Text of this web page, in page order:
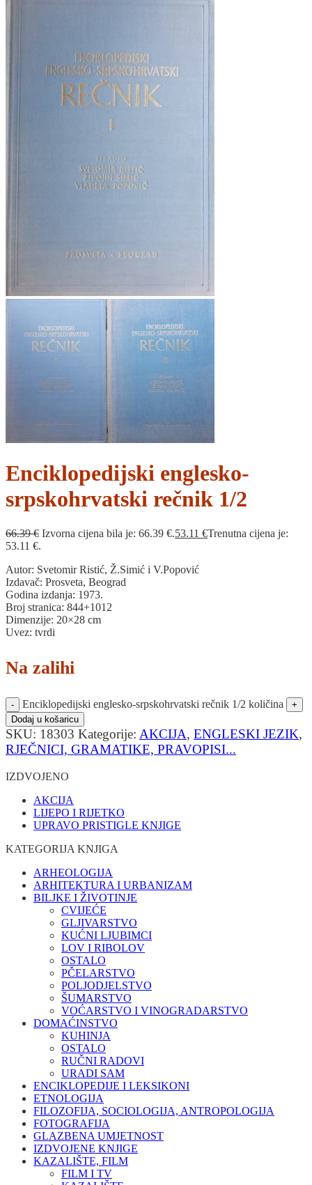
Enciklopedijski englesko-
srpskohrvatski rečnik 1/2
66.39€ Izvorna cijena bila je: 66.39 €.53.11 €Trenutna cijena je:
53.11 €.
Autor: Svetomir Ristić, Ž.Simić i V.Popović
Izdavač: Prosveta, Beograd
Godina izdanja: 1973.
Broj stranica: 844+1012
Dimenzije: 20×28 cm
Uvez: tvrdi
Na zalihi
Enciklopedijski englesko-srpskohrvatski rečnik 1/2 količina
Dodaj u košaricu
SKU: 18303 Kategorije: AKCIJA, ENGLESKI JEZIK,
RJEČNICI, GRAMATIKE, PRAVOPISI...
IZDVOJENO
AKCIJA
LIJEPO I RIJETKO
UPRAVO PRISTIGLE KNJIGE
KATEGORIJA KNJIGA
ARHEOLOGIJA
ARHITEKTURA I URBANIZAM
BILJKE I ŽIVOTINJE
CVIJEĆE
GLJIVARSTVO
KUĆNI LJUBIMCI
LOV I RIBOLOV
OSTALO
PČELARSTVO
POLJODJELSTVO
ŠUMARSTVO
VOĆARSTVO I VINOGRADARSTVO
DOMAĆINSTVO
KUHINJA
OSTALO
RUČNI RADOVI
URADI SAM
ENCIKLOPEDIJE I LEKSIKONI
ETNOLOGIJA
FILOZOFIJA, SOCIOLOGIJA, ANTROPOLOGIJA
FOTOGRAFIJA
GLAZBENA UMJETNOST
IZDVOJENE KNJIGE
KAZALIŠTE, FILM
FILM I TV